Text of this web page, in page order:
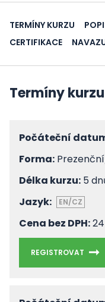
TERMÍNY KURZU
CERTIFIKACE
Termíny kurzu
Počáteční
Forma:
Délka kurzu: 5
Jazyk:
EN/CZ
Cena bez DPH:
REGISTROVAT